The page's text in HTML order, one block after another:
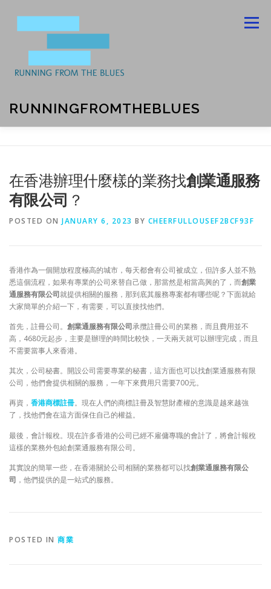
content
RUNNINGFROMTHEBLUES
Menu
PRIVACY POLICY
在香港辦理什麼樣的業務找創業通服務
有限公司 ？
POSTED ON JANUARY 6, 2023 BY CHEERFULLOUSEF2BCF93F
香港作為一個開放程度極高的城市，每天都會有公司被成立，但許多人並不熟
悉這個流程，如果有專業的公司來替自己做，那當然是相當高興的了，而創業
通服務有限公司就提供相關的服務，那到底其服務專案都有哪些呢？下面就給
大家簡單的介紹一下，有需要，可以直接找他們。
首先，註冊公司。 創業通服務有限公司承攬註冊公司的業務，而且費用並不
高，4680元起步，主要是辦理的時間比較快，一天兩天就可以辦理完成，而且
不需要當事人來香港。
其次，公司秘書。開設公司需要專業的秘書，這方面也可以找創業通服務有限
公司，他們會提供相關的服務，一年下來費用只需要700元。
再資， 香港商標註冊。現在人們的商標註冊及智慧財產權的意識是越來越強
了，找他們會在這方面保住自己的權益。
最後，會計報稅。現在許多香港的公司已經不雇傭專職的會計了，將會計報稅
這樣的業務外包給創業通服務有限公司。
其實說的簡單一些，在香港關於公司相關的業務都可以找創業通服務有限公
司 ，他們提供的是一站式的服務。
POSTED IN 商業